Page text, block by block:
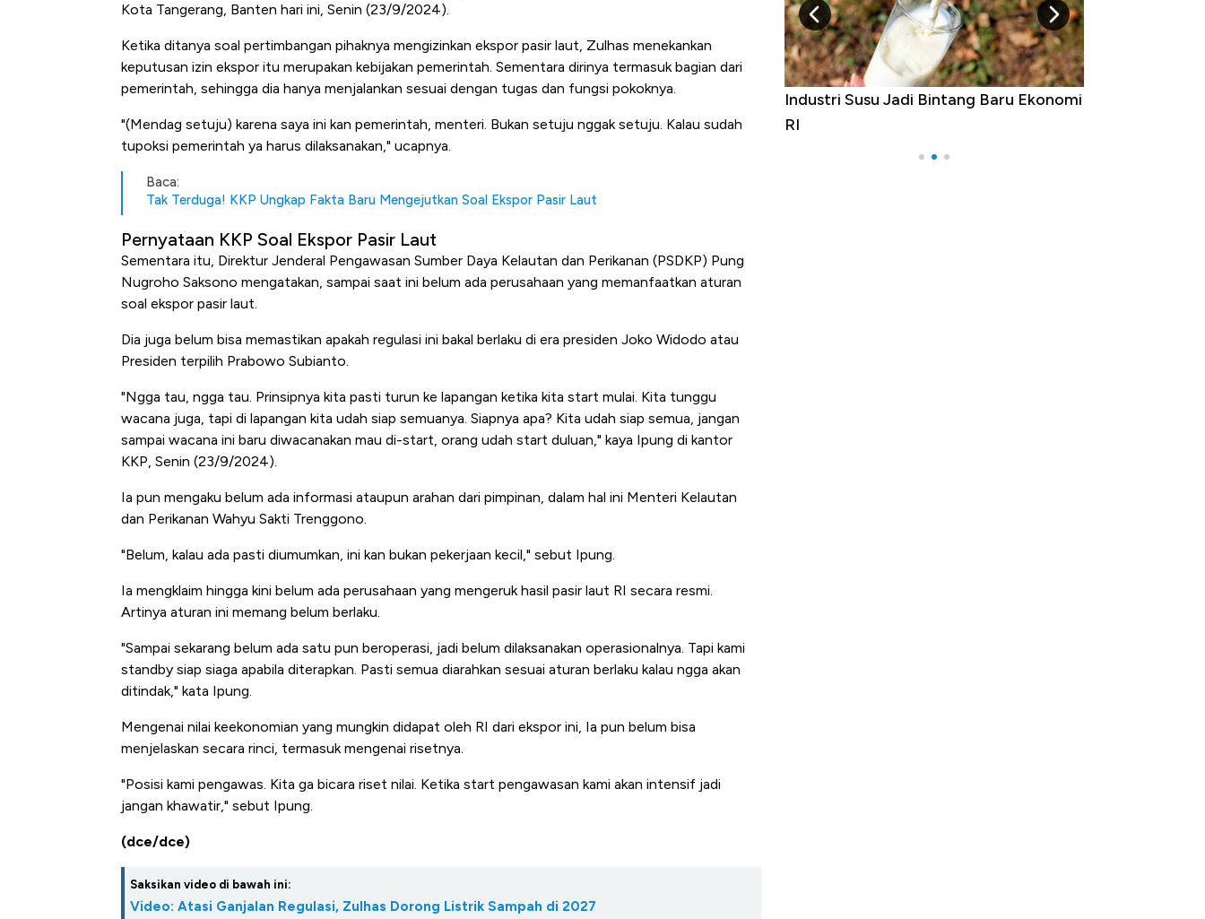
Kota Tangerang, Banten hari ini, Senin (23/9/2024).
Ketika ditanya soal pertimbangan pihaknya mengizinkan ekspor pasir laut, Zulhas menekankan
keputusan izin ekspor itu merupakan kebijakan pemerintah. Sementara dirinya termasuk bagian dari
pemerintah, sehingga dia hanya menjalankan sesuai dengan tugas dan fungsi pokoknya.
"(Mendag setuju) karena saya ini kan pemerintah, menteri. Bukan setuju nggak setuju. Kalau sudah
tupoksi pemerintah ya harus dilaksanakan," ucapnya.
Baca:
Tak Terduga! KKP Ungkap Fakta Baru Mengejutkan Soal Ekspor Pasir Laut
Pernyataan KKP Soal Ekspor Pasir Laut
Sementara itu, Direktur Jenderal Pengawasan Sumber Daya Kelautan dan Perikanan (PSDKP) Pung
Nugroho Saksono mengatakan, sampai saat ini belum ada perusahaan yang memanfaatkan aturan
soal ekspor pasir laut.
Dia juga belum bisa memastikan apakah regulasi ini bakal berlaku di era presiden Joko Widodo atau
Presiden terpilih Prabowo Subianto.
"Ngga tau, ngga tau. Prinsipnya kita pasti turun ke lapangan ketika kita start mulai. Kita tunggu
wacana juga, tapi di lapangan kita udah siap semuanya. Siapnya apa? Kita udah siap semua, jangan
sampai wacana ini baru diwacanakan mau di-start, orang udah start duluan," kaya Ipung di kantor
KKP, Senin (23/9/2024).
Ia pun mengaku belum ada informasi ataupun arahan dari pimpinan, dalam hal ini Menteri Kelautan
dan Perikanan Wahyu Sakti Trenggono.
"Belum, kalau ada pasti diumumkan, ini kan bukan pekerjaan kecil," sebut Ipung.
Ia mengklaim hingga kini belum ada perusahaan yang mengeruk hasil pasir laut RI secara resmi.
Artinya aturan ini memang belum berlaku.
"Sampai sekarang belum ada satu pun beroperasi, jadi belum dilaksanakan operasionalnya. Tapi kami
standby siap siaga apabila diterapkan. Pasti semua diarahkan sesuai aturan berlaku kalau ngga akan
ditindak," kata Ipung.
Mengenai nilai keekonomian yang mungkin didapat oleh RI dari ekspor ini, Ia pun belum bisa
menjelaskan secara rinci, termasuk mengenai risetnya.
"Posisi kami pengawas. Kita ga bicara riset nilai. Ketika start pengawasan kami akan intensif jadi
jangan khawatir," sebut Ipung.
(dce/dce)
Saksikan video di bawah ini:
Video: Atasi Ganjalan Regulasi, Zulhas Dorong Listrik Sampah di 2027
Bangkit dari Kubur! Bisnis Furniture &
Alas Kaki Tumbuh Double Digit
Industri Susu Jadi Bintang Baru Ekonomi
RI
5 Raja Ekonomi Indonesia: Maaf, Gak
Ada Jawa!